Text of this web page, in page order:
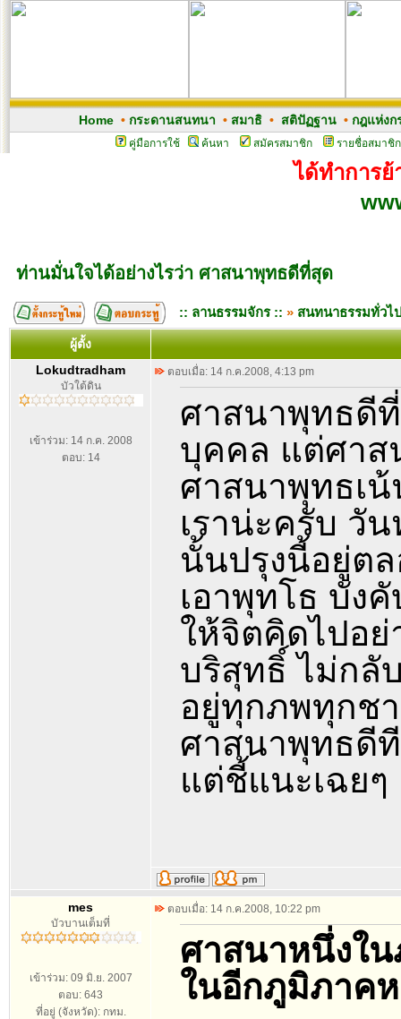
Home• กระดานสนทนา • สมาธิ• สติปัฏฐาน• กฎแห่งก
คู่มือการใช้ ค้นหา สมัครสมาชิก รายชื่อสมาชิก
ได้ทำการ
ท่านมั่นใจได้อย่างไรว่า ศาสนาพุทธดีที่สุด
:: ลานธรรมจักร :: » สนทนาธรรมทั่วไ
ผู้ตั้ง
Lokudtradham
บัวใต้ดิน
เข้าร่วม: 14 ก.ค. 2008
ตอบ: 14
ตอบเมื่อ: 14 ก.ค.2008, 4:13 pm
ศาสนาพุทธดี
บุคคล แต่ศาส
ศาสนาพุทธเน้
เราน่ะครับ วั
นั้นปรุงนี้อยู่ต
เอาพุทโธ บัง
ให้จิตคิดไปอย่
บริสุทธิ์ ไม่กลั
อยู่ทุกภพทุกช
ศาสนาพุทธดี
แต่ชี้แนะเฉยๆ
mes
บัวบานเต็มที่
เข้าร่วม: 09 มิ.ย. 2007
ตอบ: 643
ที่อยู่ (จังหวัด): กทม.
ตอบเมื่อ: 14 ก.ค.2008, 10:22 pm
ศาสนาหนึ่งใ
ในอีกภูมิภาค